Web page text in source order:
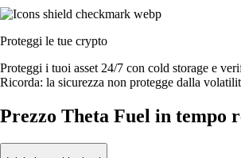
Proteggi le tue crypto
Proteggi i tuoi asset 24/7 con cold storage e
Ricorda: la sicurezza non protegge dalla
Prezzo Theta Fuel in tempo